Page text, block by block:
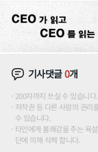
기사댓글0개
200자까지 쓰실 수 있습니
저작권 등 다른 사람의 권리
수 있습니다.
타인에게 불쾌감을 주는 욕
단에 의해 삭제 합니다.